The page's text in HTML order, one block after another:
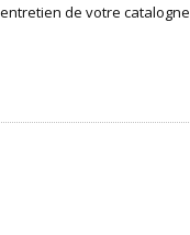
de votre catalogne